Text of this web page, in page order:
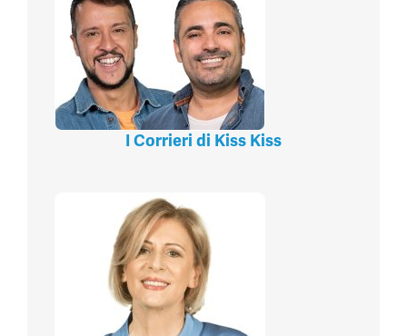
I Corrieri di Kiss Kiss